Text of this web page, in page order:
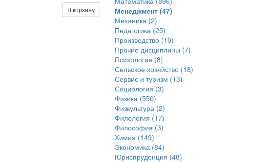
В корзину
Менеджмент (47)
Механика (2)
Педагогика (25)
Производство (10)
Прочие дисциплины (7)
Психология (8)
Сельское хозяйство (18)
Сервис и туризм (13)
Социология (3)
Физика (550)
Физкультура (2)
Филология (17)
Философия (3)
Химия (149)
Экономика (84)
Юриспруденция (48)